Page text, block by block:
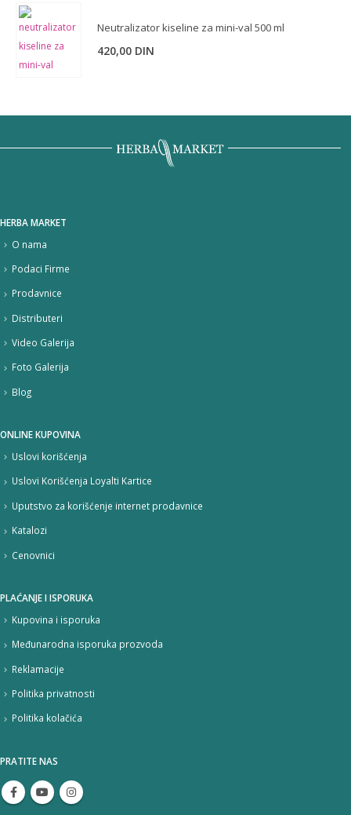
Neutralizator kiseline za mini-val 500 ml
420,00 DIN
HERBA MARKET
O nama
Podaci Firme
Prodavnice
Distributeri
Video Galerija
Foto Galerija
Blog
ONLINE KUPOVINA
Uslovi korišćenja
Uslovi Korišćenja Loyalti Kartice
Uputstvo za korišćenje internet prodavnice
Katalozi
Cenovnici
PLAĆANJE I ISPORUKA
Kupovina i isporuka
Međunarodna isporuka prozvoda
Reklamacije
Politika privatnosti
Politika kolačića
PRATITE NAS